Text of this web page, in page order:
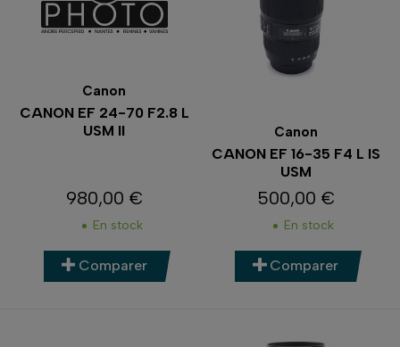
Canon
CANON EF 24-70 F2.8 L
USM II
Prix
980,00 €
En stock
Comparer
Canon
CANON EF 16-35 F4 L IS
USM
Prix
500,00 €
En stock
Comparer